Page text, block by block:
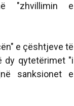
"zhvillimin e
e çështjeve të
dy qytetërimet "i
sanksionet e